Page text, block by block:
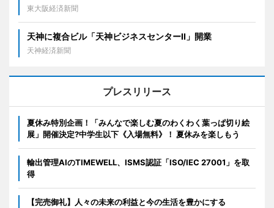
東大阪経済新聞
天神に複合ビル「天神ビジネスセンターII」開業
天神経済新聞
プレスリリース
夏休み特別企画！「みんなで楽しむ夏のわくわく葉っぱ切り絵
展」開催決定?中学生以下《入場無料》！ 夏休みを楽しもう
輸出管理AIのTIMEWELL、ISMS認証「ISO/IEC 27001」を取
得
【完売御礼】人々の未来の利益と今の生活を豊かにする